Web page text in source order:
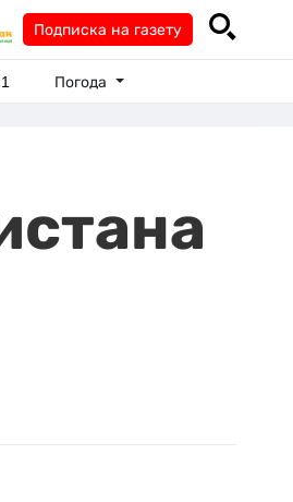
Подписка на газету
Погода